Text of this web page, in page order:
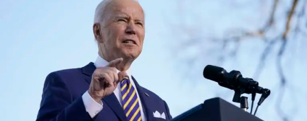
ホワイトハウス
COVID-19
米国内
国際